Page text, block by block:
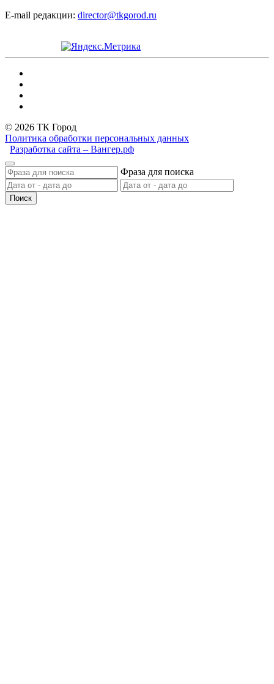
E-mail редакции: director@tkgorod.ru
© 2026 ТК Город
Политика обработки персональных данных
Разработка сайта – Вангер.рф
Фраза для поиска
Поиск